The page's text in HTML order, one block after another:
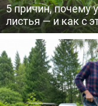
5 причин, почему
листья — и как с